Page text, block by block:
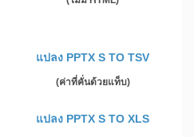
แปลง PPTX S TO TSV
(ค่าที่คั่นด้วยแท็บ)
แปลง PPTX S TO XLS